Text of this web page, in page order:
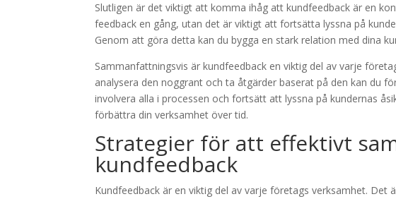
Slutligen är det viktigt att komma ihåg att kundfeedback är en
feedback en gång, utan det är viktigt att fortsätta lyssna på
Genom att göra detta kan du bygga en stark relation med dina
Sammanfattningsvis är kundfeedback en viktig del av varje
analysera den noggrant och ta åtgärder baserat på den kan du
involvera alla i processen och fortsätt att lyssna på kundernas
förbättra din verksamhet över tid.
Strategier för att effektivt
kundfeedback
Kundfeedback är en viktig del av varje företags verksamhet.